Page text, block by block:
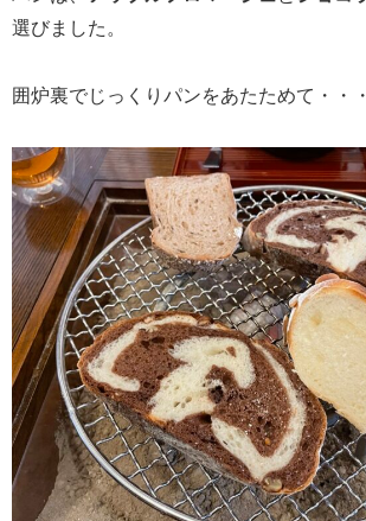
選びました。
囲炉裏でじっくりパンをあたためて・・・